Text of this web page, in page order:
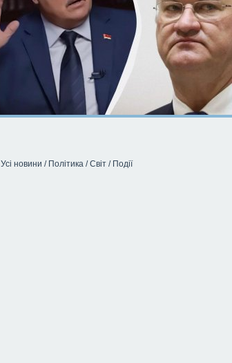
Усі новини / Політика /Світ / Події